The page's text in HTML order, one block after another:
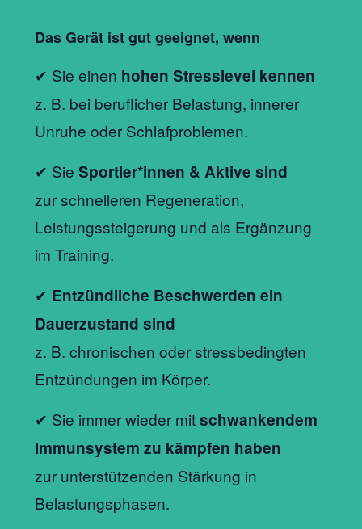
Das Gerät ist gut geeignet, wenn
✔ Sie einen hohen Stresslevel kennen
z. B. bei beruflicher Belastung, innerer
Unruhe oder Schlafproblemen.
✔ SieSportler*innen & Aktive sind
zur schnelleren Regeneration,
Leistungssteigerung und als Ergänzung
im Training.
✔ Entzündliche Beschwerden ein
Dauerzustand sind
z. B. chronischen oder stressbedingten
Entzündungen im Körper.
✔ Sie immer wieder mitschwankendem
Immunsystem zu kämpfen haben
zur unterstützenden Stärkung in
Belastungsphasen.